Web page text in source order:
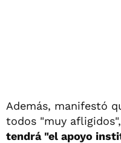
Además, manifestó
todos "muy
tendrá "el apoyo